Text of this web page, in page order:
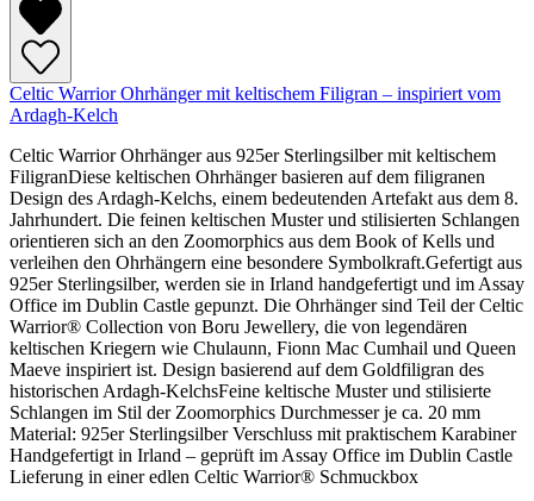
Celtic Warrior Ohrhänger mit keltischem Filigran – inspiriert vom
Ardagh-Kelch
Celtic Warrior Ohrhänger aus 925er Sterlingsilber mit keltischem
FiligranDiese keltischen Ohrhänger basieren auf dem filigranen
Design des Ardagh-Kelchs, einem bedeutenden Artefakt aus dem 8.
Jahrhundert. Die feinen keltischen Muster und stilisierten Schlangen
orientieren sich an den Zoomorphics aus dem Book of Kells und
verleihen den Ohrhängern eine besondere Symbolkraft.Gefertigt aus
925er Sterlingsilber, werden sie in Irland handgefertigt und im Assay
Office im Dublin Castle gepunzt. Die Ohrhänger sind Teil der Celtic
Warrior® Collection von Boru Jewellery, die von legendären
keltischen Kriegern wie Chulaunn, Fionn Mac Cumhail und Queen
Maeve inspiriert ist. Design basierend auf dem Goldfiligran des
historischen Ardagh-KelchsFeine keltische Muster und stilisierte
Schlangen im Stil der Zoomorphics Durchmesser je ca. 20 mm
Material: 925er Sterlingsilber Verschluss mit praktischem Karabiner
Handgefertigt in Irland – geprüft im Assay Office im Dublin Castle
Lieferung in einer edlen Celtic Warrior® Schmuckbox